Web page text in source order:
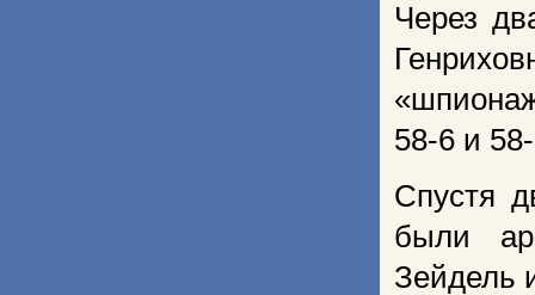
Через
58-6 и
Спустя
были
Зейдель